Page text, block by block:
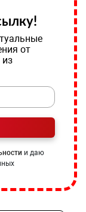
от
из
и даю